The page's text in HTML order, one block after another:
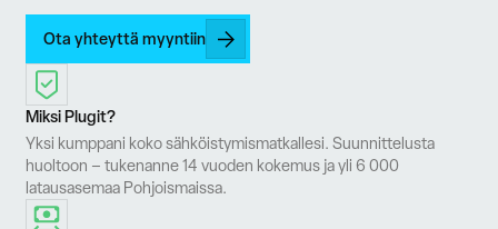
Ota yhteyttä myyntiin
Miksi Plugit?
Yksi kumppani koko sähköistymismatkallesi. Suunnittelusta
huoltoon – tukenanne 14 vuoden kokemus ja yli 6 000
latausasemaa Pohjoismaissa.